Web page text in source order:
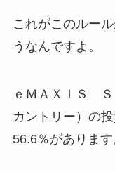
これがこのルー
うなんですよ。
ｅＭＡＸＩＳ
カントリー）の
56.6％があります